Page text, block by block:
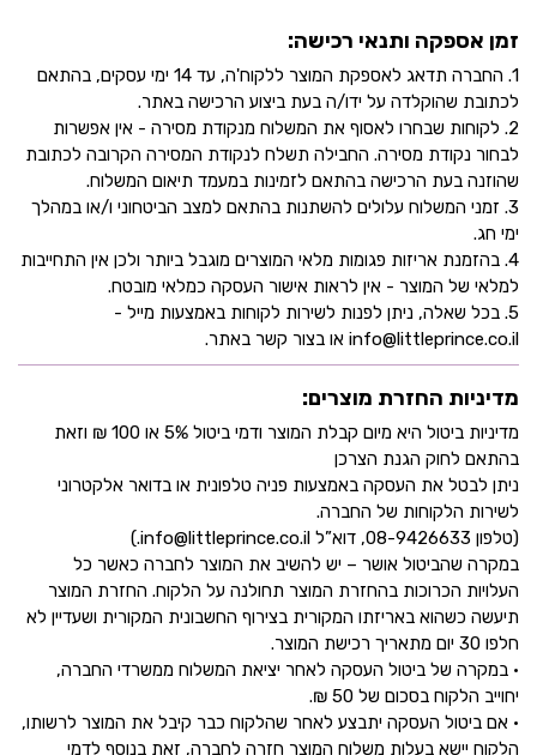
זמן אספקה ותנאי רכישה:
1. החברה תדאג לאספקת המוצר ללקוח'ה, עד 14 ימי עסקים, בהתאם
לכתובת שהוקלדה על ידו/ה בעת ביצוע הרכישה באתר.
2. לקוחות שבחרו לאסוף את המשלוח מנקודת מסירה - אין אפשרות
לבחור נקודת מסירה. החבילה תשלח לנקודת המסירה הקרובה לכתובת
שהוזנה בעת הרכישה בהתאם לזמינות במעמד תיאום המשלוח.
3. זמני המשלוח עלולים להשתנות בהתאם למצב הביטחוני ו/או במהלך
ימי חג.
4. בהזמנת אריזות פגומות מלאי המוצרים מוגבל ביותר ולכן אין התחייבות
למלאי של המוצר - אין לראות אישור העסקה כמלאי מובטח.
5. בכל שאלה, ניתן לפנות לשירות לקוחות באמצעות מייל -
info@littleprince.co.il או בצור קשר באתר.
מדיניות החזרת מוצרים:
מדיניות ביטול היא מיום קבלת המוצר ודמי ביטול 5% או 100 ₪ וזאת
בהתאם לחוק הגנת הצרכן
ניתן לבטל את העסקה באמצעות פניה טלפונית או בדואר אלקטרוני
לשירות הלקוחות של החברה.
(טלפון 08-9426633, דוא”ל info@littleprince.co.il.)
במקרה שהביטול אושר – יש להשיב את המוצר לחברה כאשר כל
העלויות הכרוכות בהחזרת המוצר תחולנה על הלקוח. החזרת המוצר
תיעשה כשהוא באריזתו המקורית בצירוף החשבונית המקורית ושעדיין לא
חלפו 30 יום מתאריך רכישת המוצר.
• במקרה של ביטול העסקה לאחר יציאת המשלוח ממשרדי החברה,
יחוייב הלקוח בסכום של 50 ₪.
• אם ביטול העסקה יתבצע לאחר שהלקוח כבר קיבל את המוצר לרשותו,
הלקוח יישא בעלות משלוח המוצר חזרה לחברה, זאת בנוסף לדמי